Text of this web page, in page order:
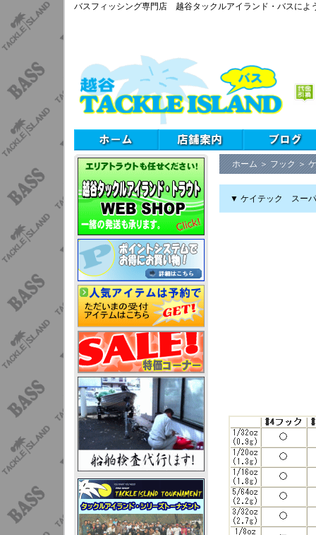
バスフィッシング専門店 越谷タックルアイランド・バスによ
ホーム ＞ フック ＞
▼ ケイテック スーパ